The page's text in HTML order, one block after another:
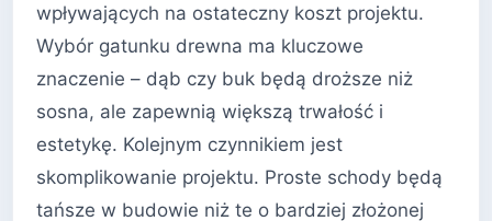
wpływających na ostateczny koszt projektu.
Wybór gatunku drewna ma kluczowe
znaczenie – dąb czy buk będą droższe niż
sosna, ale zapewnią większą trwałość i
estetykę. Kolejnym czynnikiem jest
skomplikowanie projektu. Proste schody będą
tańsze w budowie niż te o bardziej złożonej